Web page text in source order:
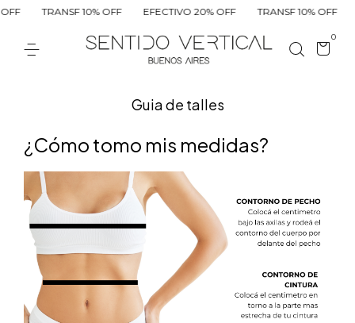
TRANSF 10% OFF EFECTIVO 20% OFF TRANSF 10% OFF
0
Guia de talles
¿Cómo tomo mis medidas?